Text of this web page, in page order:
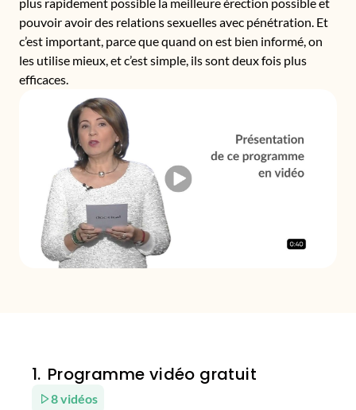
pouvoir avoir des relations sexuelles avec pénétration. Et
c’est important, parce que quand on est bien informé, on
les utilise mieux, et c’est simple, ils sont deux fois plus
efficaces.
Programme vidéo gratuit
8 vidéos